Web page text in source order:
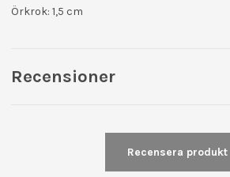
Örkrok: 1,5 cm
Recensioner
Recensera produkt